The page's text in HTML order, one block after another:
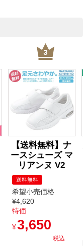
【送料無料】ナ
ースシューズ マ
リアンヌ V2
送料無料
希望小売価格
¥4,620
特価
¥3,650
税込